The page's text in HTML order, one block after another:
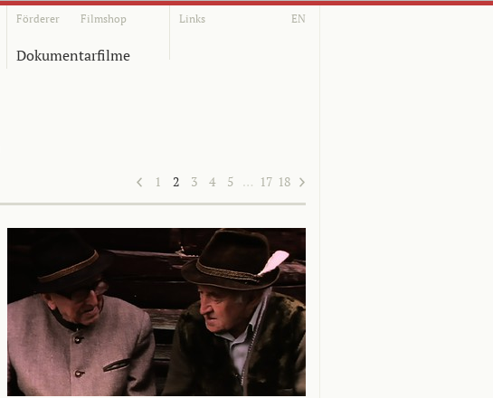
Förderer Filmshop Links EN
Dokumentarfilme
1 2 3 4 5 … 17 18